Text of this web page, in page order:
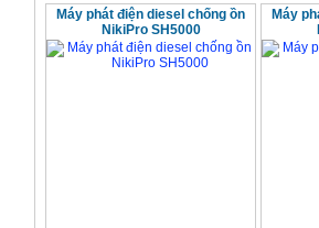
Máy phát điện diesel chống ồn
NikiPro SH5000
Máy